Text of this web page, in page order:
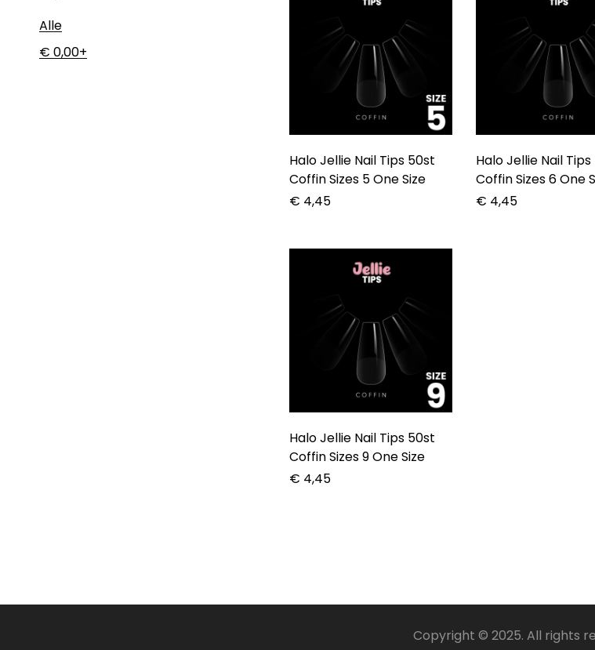
Alle
€ 0,00+
Halo Jellie Nail Tips 50st
Coffin Sizes 5 One Size
€ 4,45
Halo Jellie Nail
Coffin Sizes 6 One
€ 4,45
Halo Jellie Nail Tips 50st
Coffin Sizes 9 One Size
€ 4,45
Copyright © 2025. All rights